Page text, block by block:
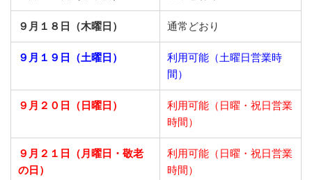
９月１８日（木曜日） 通常どおり
９月１９日（土曜日）
利用可能（土曜日営業時
間）
９月２０日（日曜日）
利用可能（日曜・祝日営業
時間）
９月２１日
（月曜日・敬老
の日）
利用可能（日曜・祝日営業
時間）